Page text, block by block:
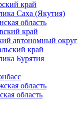
край
Саха (Якутия)
область
край
автономный округ
край
Бурятия
область
область